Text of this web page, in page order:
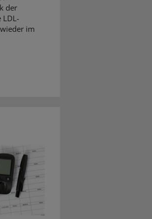
der
LDL-
im